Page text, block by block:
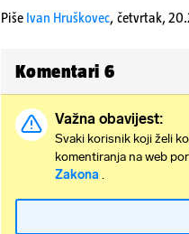
Piše Ivan Hruškovec, četvrtak,
Komentari 6
Važna obavijest:
Svaki korisnik koji želi
komentiranja na web
Zakona .